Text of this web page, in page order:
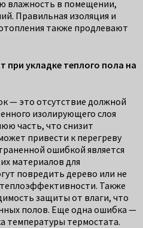
влажность в помещении,
Правильная изоляция и
также продлевают
при укладке теплого пола на
— это отсутствие должной
изолирующего слоя
часть, что снизит
привести к перегреву
ошибкой является
материалов для
повредить дерево или не
Также
защиты от влаги, что
полов. Еще одна ошибка —
температуры термостата.